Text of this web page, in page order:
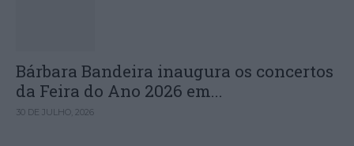
Bárbara Bandeira inaugura os concertos
da Feira do Ano 2026 em...
30 DE JULHO, 2026